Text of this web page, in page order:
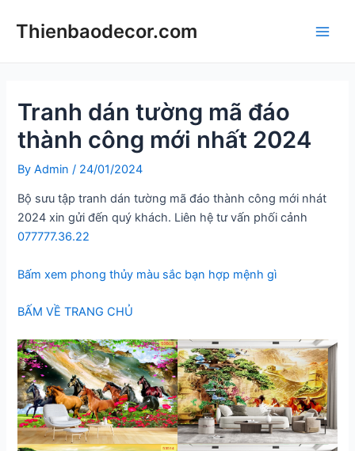
Thienbaodecor.com
Tranh dán tường mã đáo
thành công mới nhất 2024
ByAdmin/ 24/01/2024
Bộ sưu tập tranh dán tường mã đáo thành công mới nhát
2024 xin gửi đến quý khách. Liên hệ tư vấn phối cảnh
077777.36.22
Bấm xem phong thủy màu sắc bạn hợp mệnh gì
BẤM VỀ TRANG CHỦ